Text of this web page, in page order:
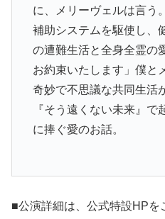
に、メリーヴェルは言う
補助システムを駆使し、
の遭難生活と全身全霊の
お約束いたします」僕と
奇妙で不思議な共同生
『そう遠くない未来』で
に捧ぐ愛のお話。
■公演詳細は、公式特設HPを